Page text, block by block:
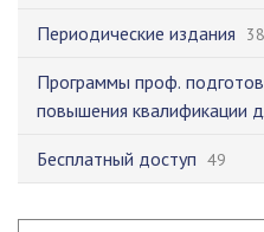
Периодические издания 38
Программы проф.
повышения квалификации
Бесплатный доступ 49